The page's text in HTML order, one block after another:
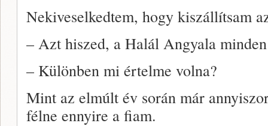
Nekiveselkedtem, hogy kiszállítsam
– Azt hiszed, a Halál Angyala
– Különben mi értelme volna?
Mint az elmúlt év során már
félne ennyire a fiam.